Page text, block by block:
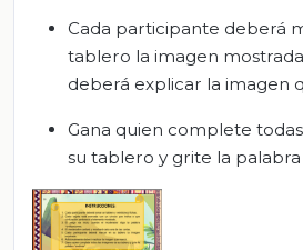
Cada participante deberá
tablero la imagen
deberá explicar la imagen
Gana quien complete
su tablero y grite la palabra